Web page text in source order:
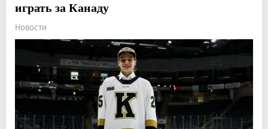
играть за Канаду
Новости